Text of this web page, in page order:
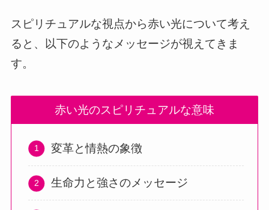
スピリチュアルな視点から赤い光について考え
ると、以下のようなメッセージが視えてきま
す。
赤い光のスピリチュアルな意味
変革と情熱の象徴
生命力と強さのメッセージ